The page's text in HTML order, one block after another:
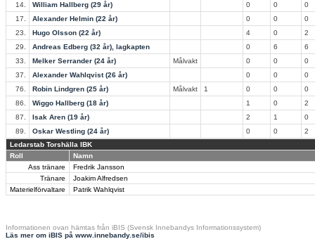
14.
William Hallberg (29 år) 0 0
0
17.
Alexander Helmin (22 år) 0 0
0
23.
Hugo Olsson (22 år) 4 0
2
29.
Andreas Edberg (32 år), lagkapten 0 6
6
33.
Melker Serrander (24 år) Målvakt 0 0
0
37.
Alexander Wahlqvist (26 år) 0 0
0
76.
Robin Lindgren (25 år) Målvakt 1 0 0
0
86.
Wiggo Hallberg (18 år) 1 0
2
87.
Isak Aren (19 år) 2 1
0
89.
Oskar Westling (24 år) 0 0
2
Ledarstab Torshälla IBK
Roll
Namn
Ass tränare
Fredrik Jansson
Tränare
Joakim Alfredsen
Materielförvaltare
Patrik Wahlqvist
Informationen ovan hämtas från iBIS (Svensk Innebandys Informationssystem)
Läs mer om iBIS på www.innebandy.se/ibis